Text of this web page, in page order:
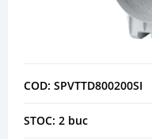
COD: SPVTTD800200SI
STOC: 2 buc